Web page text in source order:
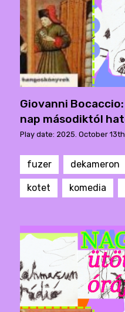
Giovanni
nap másodiktól
Play date: 2025. October
fuzer dekameron
kotet komedia